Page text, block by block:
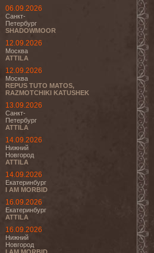
06.09.2026
Санкт-
Петербург
SHADOWMOOR
12.09.2026
Москва
ATTILA
12.09.2026
Москва
REPUS TUTO MATOS,
RAZMOTCHIKI KATUSHEK
13.09.2026
Санкт-
Петербург
ATTILA
14.09.2026
Нижний
Новгород
ATTILA
14.09.2026
Екатеринбург
I AM MORBID
16.09.2026
Екатеринбург
ATTILA
16.09.2026
Нижний
Новгород